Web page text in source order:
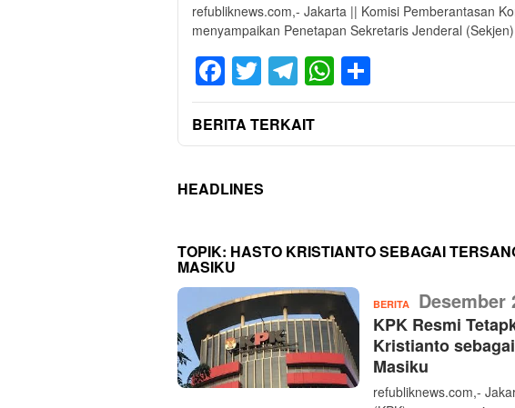
refubliknews.com,- Jakarta || Komisi Pemberantasan
menyampaikan Penetapan Sekretaris Jenderal
Facebook
Twitter
Telegram
WhatsApp
BERITA TERKAIT
HEADLINES
TOPIK: HASTO KRISTIANTO SEBAGAI
MASIKU
BERITA Desember
KPK Resmi
Kristianto
Masiku
refubliknews.com,-